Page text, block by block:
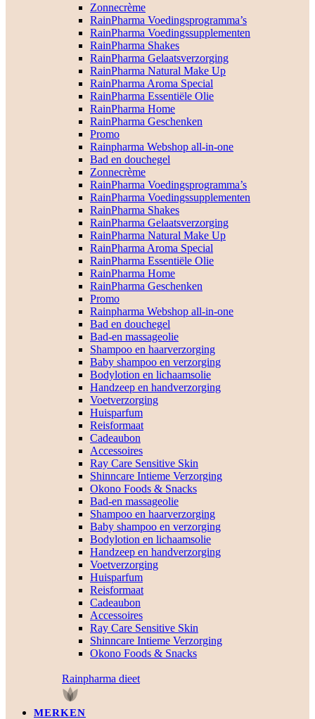
Zonnecrème
RainPharma Voedingsprogramma’s
RainPharma Voedingssupplementen
RainPharma Shakes
RainPharma Gelaatsverzorging
RainPharma Natural Make Up
RainPharma Aroma Special
RainPharma Essentiële Olie
RainPharma Home
RainPharma Geschenken
Promo
Rainpharma Webshop all-in-one
Bad en douchegel
Zonnecrème
RainPharma Voedingsprogramma’s
RainPharma Voedingssupplementen
RainPharma Shakes
RainPharma Gelaatsverzorging
RainPharma Natural Make Up
RainPharma Aroma Special
RainPharma Essentiële Olie
RainPharma Home
RainPharma Geschenken
Promo
Rainpharma Webshop all-in-one
Bad en douchegel
Bad-en massageolie
Shampoo en haarverzorging
Baby shampoo en verzorging
Bodylotion en lichaamsolie
Handzeep en handverzorging
Voetverzorging
Huisparfum
Reisformaat
Cadeaubon
Accessoires
Ray Care Sensitive Skin
Shinncare Intieme Verzorging
Okono Foods & Snacks
Bad-en massageolie
Shampoo en haarverzorging
Baby shampoo en verzorging
Bodylotion en lichaamsolie
Handzeep en handverzorging
Voetverzorging
Huisparfum
Reisformaat
Cadeaubon
Accessoires
Ray Care Sensitive Skin
Shinncare Intieme Verzorging
Okono Foods & Snacks
Rainpharma dieet
MERKEN